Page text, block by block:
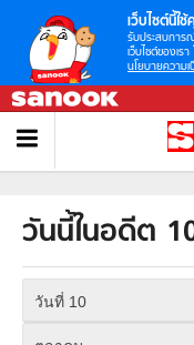
เว็บไซต์นี้ใช้
รับประสบการ
เว็บไซต์ของเร
นโยบายความ
วันนี้ในอดีต
วันที่ 10